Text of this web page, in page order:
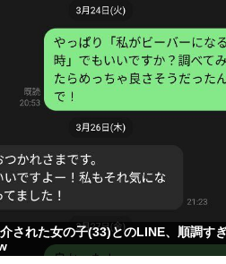
された女の子(33)とのLINE、順調す